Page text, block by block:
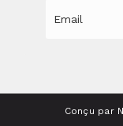
Conçu par